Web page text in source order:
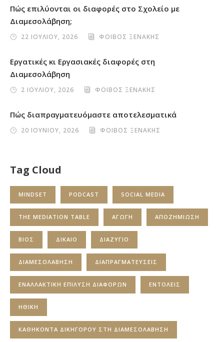
Πώς επιλύονται οι διαφορές στο Σχολείο με
Διαμεσολάβηση;
22 ΙΟΥΛΙΟΥ, 2026 ΦΟΙΒΟΣ ΞΕΝΑΚΗΣ
Εργατικές κι Εργασιακές διαφορές στη
Διαμεσολάβηση
2 ΙΟΥΛΙΟΥ, 2026 ΦΟΙΒΟΣ ΞΕΝΑΚΗΣ
Πώς διαπραγματευόμαστε αποτελεσματικά
20 ΙΟΥΝΙΟΥ, 2026 ΦΟΙΒΟΣ ΞΕΝΑΚΗΣ
Tag Cloud
MINDSET PODCAST SOCIAL MEDIA
THE MEDIATION TABLE ΑΓΩΓΗ ΑΠΟΖΗΜΙΩΣΗ
ΒΙΟΣ ΔΙΚΑΙΟ ΔΙΑΖΥΓΙΟ
ΔΙΑΜΕΣΟΛΑΒΗΣΗ ΔΙΑΠΡΑΓΜΑΤΕΥΣΕΙΣ
ΕΝΑΛΛΑΚΤΙΚΗ ΕΠΙΛΥΣΗ ΔΙΑΦΟΡΩΝ ΕΝΤΟΛΕΙΣ
ΗΘΙΚΗ
ΚΑΘΗΚΟΝΤΑ ΔΙΚΗΓΟΡΟΥ ΣΤΗ ΔΙΑΜΕΣΟΛΑΒΗΣΗ